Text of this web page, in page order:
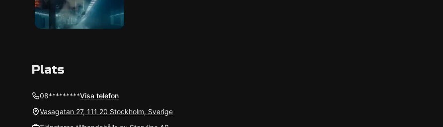
Plats
08*********Visa telefon
Vasagatan 27, 111 20 Stockholm, Sverige